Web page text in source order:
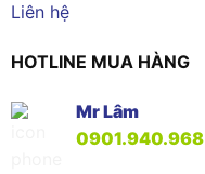
Liên hệ
HOTLINE MUA HÀNG
Mr Lâm
0901.940.968